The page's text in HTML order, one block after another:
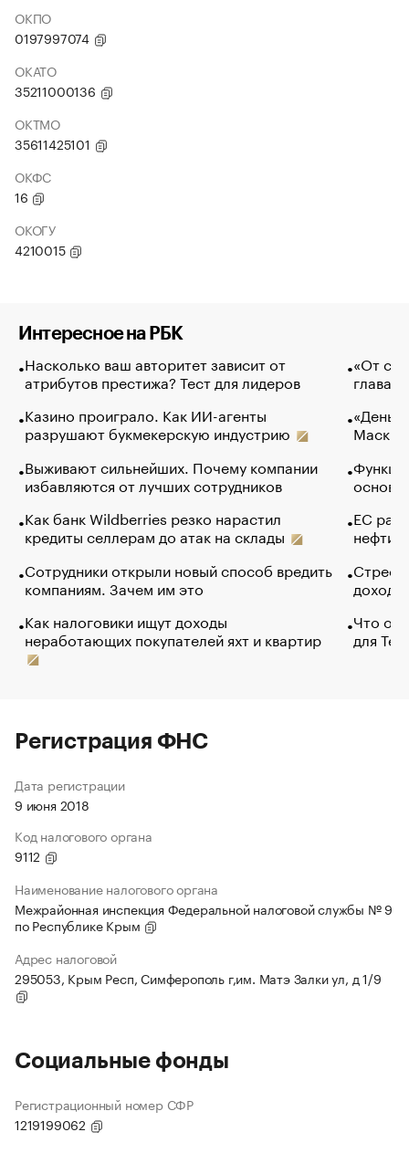
ОКПО
0197997074
ОКАТО
35211000136
ОКТМО
35611425101
ОКФС
16
ОКОГУ
4210015
Интересное на РБК
Насколько ваш авторитет зависит от
атрибутов престижа? Тест для лидеров
Казино проиграло. Как ИИ-агенты
разрушают букмекерскую индустрию
Выживают сильнейших. Почему компании
избавляются от лучших сотрудников
Как банк Wildberries резко нарастил
кредиты селлерам до атак на склады
Сотрудники открыли новый способ вредить
компаниям. Зачем им это
Как налоговики ищут доходы
неработающих покупателей яхт и квартир
«От
глава
Маск в
основ
ЕС
нефти
Что
для
Регистрация ФНС
Дата регистрации
9 июня 2018
Код налогового органа
9112
Наименование налогового органа
Межрайонная инспекция Федеральной налоговой службы № 9
по Республике Крым
Адрес налоговой
295053, Крым Респ, Симферополь г,им. Матэ Залки ул, д 1/9
Социальные фонды
Регистрационный номер СФР
1219199062